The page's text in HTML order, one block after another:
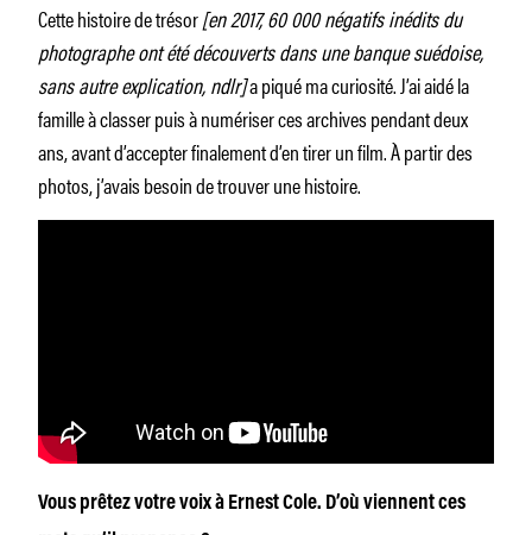
Cette histoire de trésor[en 2017, 60 000 négatifs inédits du
photographe ont été découverts dans une banque suédoise,
sans autre explication, ndlr]a piqué ma curiosité. J’ai aidé la
famille à classer puis à numériser ces archives pendant deux
ans, avant d’accepter finalement d’en tirer un film. À partir des
photos, j’avais besoin de trouver une histoire.
Vous prêtez votre voix à Ernest Cole. D’où viennent ces